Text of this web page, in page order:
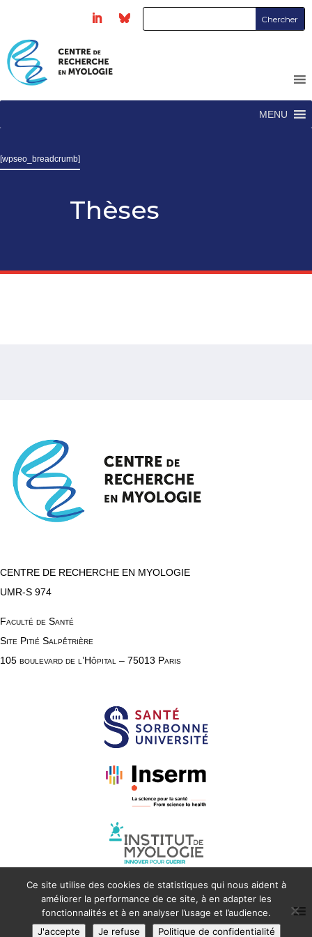
MENU
[wpseo_breadcrumb]
Thèses
CENTRE DE RECHERCHE EN MYOLOGIE
UMR-S 974
Faculté de Santé
Site Pitié Salpêtrière
105 boulevard de l’Hôpital – 75013 Paris
Ce site utilise des cookies de statistiques qui nous aident à
améliorer la performance de ce site, à en adapter les
fonctionnalités et à en analyser l’usage et l’audience.
J'accepte
Je refuse Politique de confidentialité